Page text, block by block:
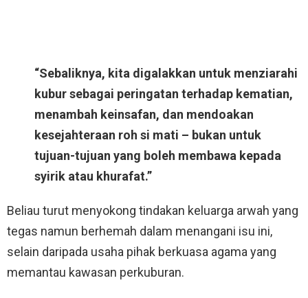
“Sebaliknya, kita digalakkan untuk menziarahi
kubur sebagai peringatan terhadap kematian,
menambah keinsafan, dan mendoakan
kesejahteraan roh si mati – bukan untuk
tujuan-tujuan yang boleh membawa kepada
syirik atau khurafat.”
Beliau turut menyokong tindakan keluarga arwah yang
tegas namun berhemah dalam menangani isu ini,
selain daripada usaha pihak berkuasa agama yang
memantau kawasan perkuburan.